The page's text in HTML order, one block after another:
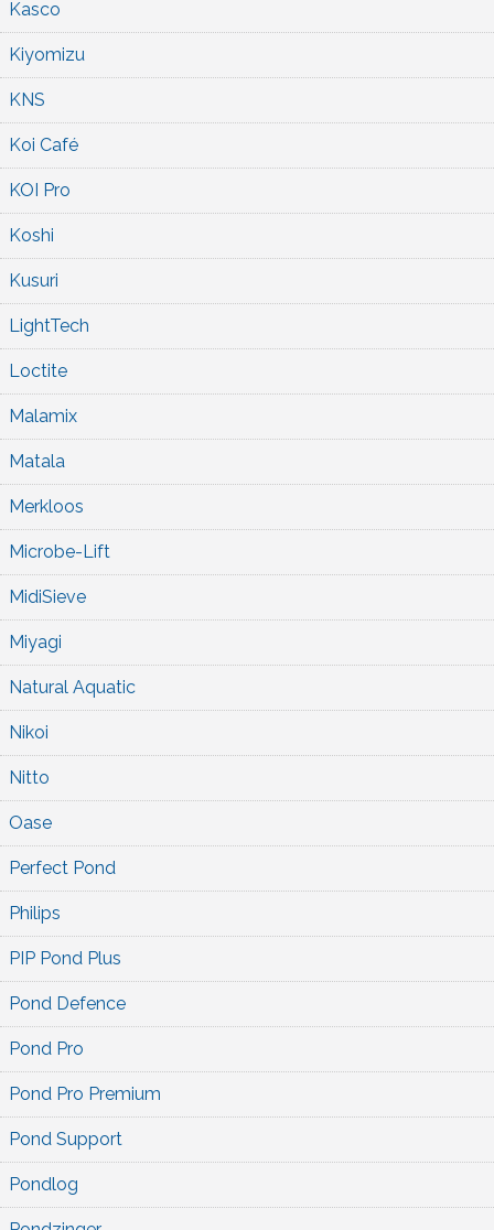
Kasco
Kiyomizu
KNS
Koi Café
KOI Pro
Koshi
Kusuri
LightTech
Loctite
Malamix
Matala
Merkloos
Microbe-Lift
MidiSieve
Miyagi
Natural Aquatic
Nikoi
Nitto
Oase
Perfect Pond
Philips
PIP Pond Plus
Pond Defence
Pond Pro
Pond Pro Premium
Pond Support
Pondlog